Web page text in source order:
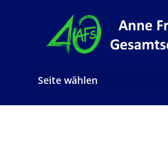
Seite wählen